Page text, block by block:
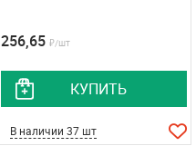
256,65 ₽/шт
КУПИТЬ
В наличии 37 шт